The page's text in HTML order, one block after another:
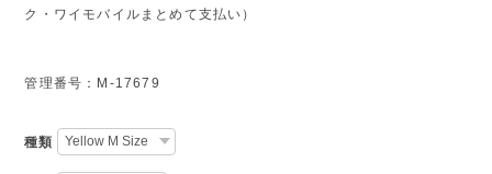
ク・ワイモバイルまとめて支払い）
管理番号：M-17679
種類